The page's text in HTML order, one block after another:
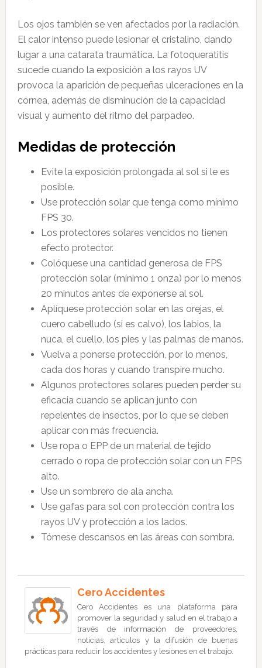
Los ojos también se ven afectados por la radiación.
El calor intenso puede lesionar el cristalino, dando
lugar a una catarata traumática. La fotoqueratitis
sucede cuando la exposición a los rayos UV
provoca la aparición de pequeñas ulceraciones en la
córnea, además de disminución de la capacidad
visual y aumento del ritmo del parpadeo.
Medidas de protección
Evite la exposición prolongada al sol si le es
posible.
Use protección solar que tenga como mínimo
FPS 30.
Los protectores solares vencidos no tienen
efecto protector.
Colóquese una cantidad generosa de FPS
protección solar (mínimo 1 onza) por lo menos
20 minutos antes de exponerse al sol.
Aplíquese protección solar en las orejas, el
cuero cabelludo (si es calvo), los labios, la
nuca, el cuello, los pies y las palmas de manos.
Vuelva a ponerse protección, por lo menos,
cada dos horas y cuando transpire mucho.
Algunos protectores solares pueden perder su
eficacia cuando se aplican junto con
repelentes de insectos, por lo que se deben
aplicar con más frecuencia.
Use ropa o EPP de un material de tejido
cerrado o ropa de protección solar con un FPS
alto.
Use un sombrero de ala ancha.
Use gafas para sol con protección contra los
rayos UV y protección a los lados.
Tómese descansos en las áreas con sombra.
Cero Accidentes
Cero Accidentes es una plataforma para
promover la seguridad y salud en el trabajo a
través de información de proveedores,
noticias, artículos y la difusión de buenas
prácticas para reducir los accidentes y lesiones en el trabajo.